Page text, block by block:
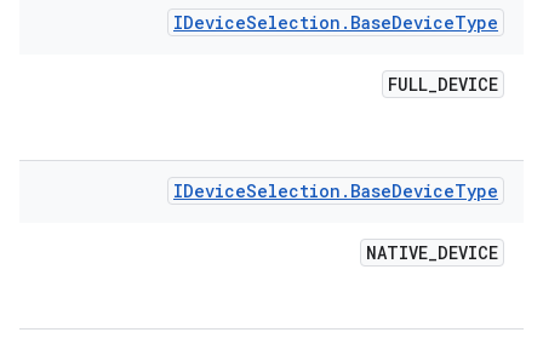
IDeviceSelection . BaseDeviceType
FULL_DEVICE
IDeviceSelection . BaseDeviceType
NATIVE_DEVICE